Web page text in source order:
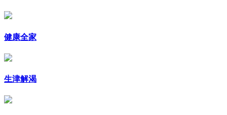
健康全家
生津解渴